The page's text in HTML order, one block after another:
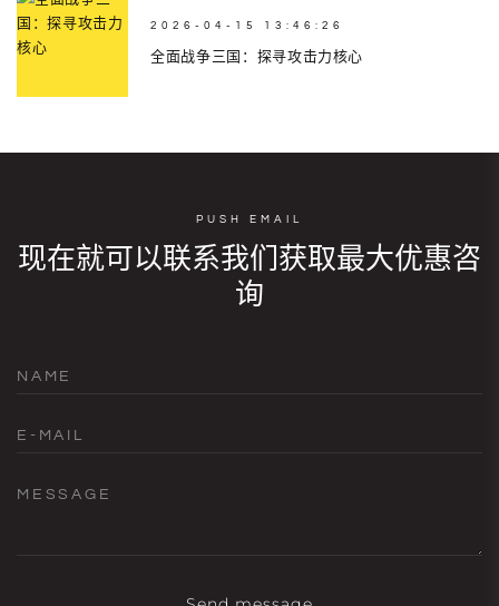
2026-04-15 13:46:26
全面战争三国：探寻攻击力核心
PUSH EMAIL
现在就可以联系我们获取最大优惠咨
询
NAME
E-MAIL
MESSAGE